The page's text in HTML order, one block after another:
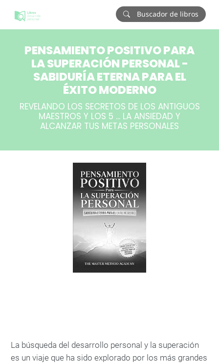
Buscador de libros
PENSAMIENTO POSITIVO PARA
LA SUPERACIÓN PERSONAL -
SABIDURÍA ETERNA PARA EL
ÉXITO MODERNO
REVELANDO LOS SECRETOS DE LOS ANTIGUOS
MAESTROS Y LOS 5 ... LA ANSIEDAD Y
ALCANZAR TUS METAS PERSONALES
La búsqueda del desarrollo personal y la superación
es un viaje que ha sido explorado por los más grandes